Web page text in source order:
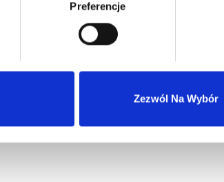
Preferencje
Zezwól Na Wybór
Wysyłka 24h z magazynu w Polsce